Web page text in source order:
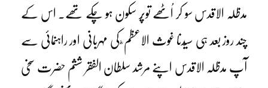
مدظلہ الاقدس سو کر اُٹھے توپُر سکون ہو چکے تھے۔ اس کے
چند روز بعد ہی سیّدنا غوث الاعظم ؓ کی مہربانی اور راہنمائی سے
آپ مدظلہ الاقدس اپنے مرشد سلطان الفقر ششم حضرت سخی